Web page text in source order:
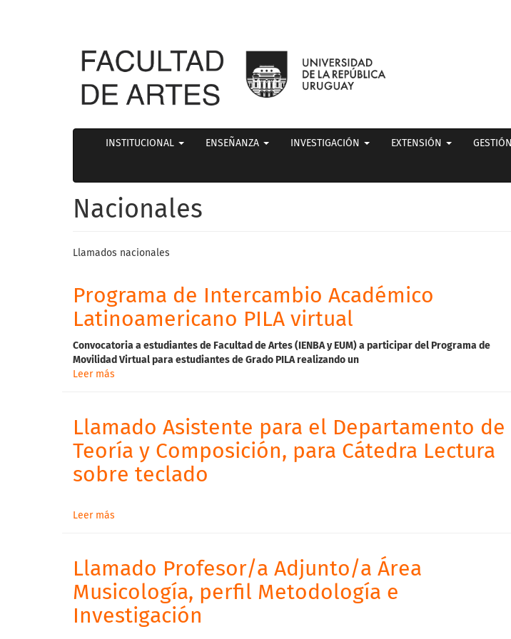
INSTITUCIONAL ENSEÑANZA INVESTIGACIÓN EXTENSIÓN GESTIÓN
Nacionales
Llamados nacionales
Programa de Intercambio Académico
Latinoamericano PILA virtual
Convocatoria a estudiantes de Facultad de Artes ( IENBA y EUM) a participar del Programa de
Movilidad Virtual para estudiantes de Grado PILA realizando un
Leer más
Llamado Asistente para el Departamento de
Teoría y Composición, para Cátedra Lectura
sobre teclado
Leer más
Llamado Profesor/a Adjunto/a Área
Musicología, perfil Metodología e
Investigación